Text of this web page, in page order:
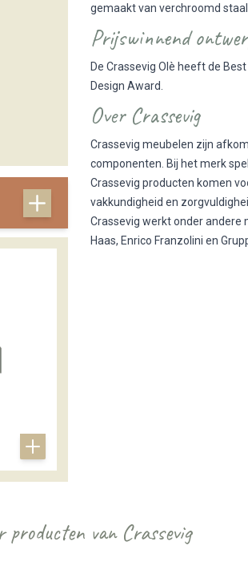
gemaakt van verchroomd staal.
Prijswinnend
De Crassevig Olè heeft de
Design Award.
Over Crassevig
Crassevig meubelen zijn
componenten. Bij het merk
Crassevig producten komen
vakkundigheid en
Crassevig werkt onder andere
Haas, Enrico Franzolini en
producten van Crassevig